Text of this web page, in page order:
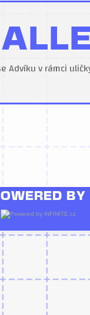
v rámci
BY